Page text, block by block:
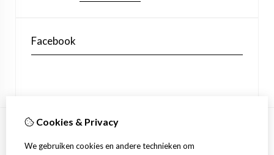
Facebook
Informatie
Cookies & Privacy
We gebruiken cookies en andere technieken om